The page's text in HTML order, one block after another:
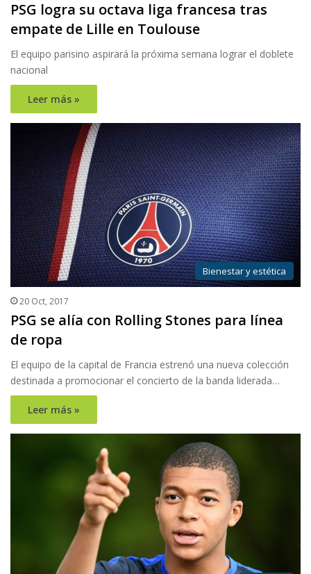
PSG logra su octava liga francesa tras
empate de Lille en Toulouse
El equipo parisino aspirará la próxima semana lograr el doblete
nacional
Leer más »
Bienestar y estética
20 Oct, 2017
PSG se alía con Rolling Stones para línea
de ropa
El equipo de la capital de Francia estrenó una nueva colección
destinada a promocionar el concierto de la banda liderada…
Leer más »